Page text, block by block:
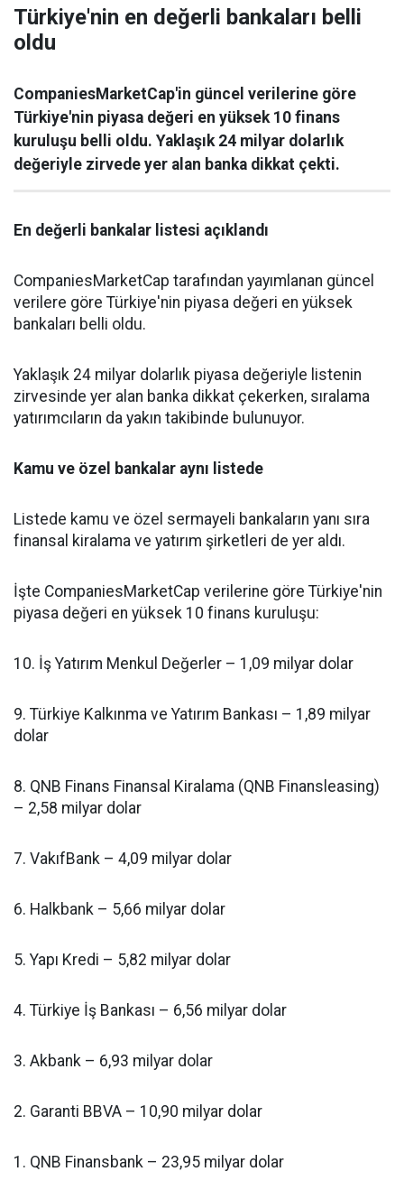
Türkiye'nin en değerli bankaları belli
oldu
CompaniesMarketCap'in güncel verilerine göre
Türkiye'nin piyasa değeri en yüksek 10 finans
kuruluşu belli oldu. Yaklaşık 24 milyar dolarlık
değeriyle zirvede yer alan banka dikkat çekti.
En değerli bankalar listesi açıklandı
CompaniesMarketCap tarafından yayımlanan güncel
verilere göre Türkiye'nin piyasa değeri en yüksek
bankaları belli oldu.
Yaklaşık 24 milyar dolarlık piyasa değeriyle listenin
zirvesinde yer alan banka dikkat çekerken, sıralama
yatırımcıların da yakın takibinde bulunuyor.
Kamu ve özel bankalar aynı listede
Listede kamu ve özel sermayeli bankaların yanı sıra
finansal kiralama ve yatırım şirketleri de yer aldı.
İşte CompaniesMarketCap verilerine göre Türkiye'nin
piyasa değeri en yüksek 10 finans kuruluşu:
10. İş Yatırım Menkul Değerler – 1,09 milyar dolar
9. Türkiye Kalkınma ve Yatırım Bankası – 1,89 milyar
dolar
8. QNB Finans Finansal Kiralama (QNB Finansleasing)
– 2,58 milyar dolar
7. VakıfBank – 4,09 milyar dolar
6. Halkbank – 5,66 milyar dolar
5. Yapı Kredi – 5,82 milyar dolar
4. Türkiye İş Bankası – 6,56 milyar dolar
3. Akbank – 6,93 milyar dolar
2. Garanti BBVA – 10,90 milyar dolar
1. QNB Finansbank – 23,95 milyar dolar